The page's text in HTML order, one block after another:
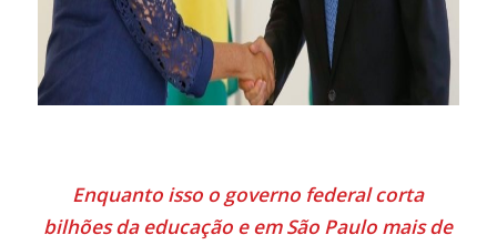
Enquanto isso o governo federal corta
bilhões da educação e em São Paulo mais de